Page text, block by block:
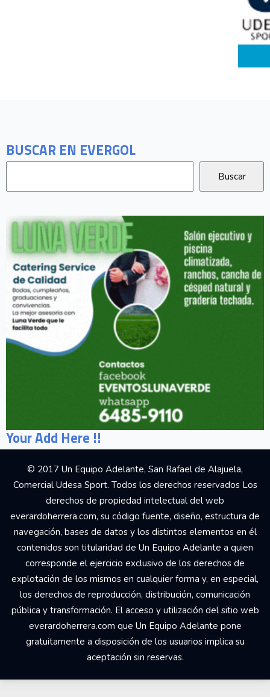
BUSCAR EN EVERGOL
Your Add Here !!
© 2017 Un Equipo Adelante, San Rafael de Alajuela,
Comercial Udesa Sport. Todos los derechos reservados Los
derechos de propiedad intelectual del web
everardoherrera.com, su código fuente, diseño, estructura de
navegación, bases de datos y los distintos elementos en él
contenidos son titularidad de Un Equipo Adelante a quien
corresponde el ejercicio exclusivo de los derechos de
explotación de los mismos en cualquier forma y, en especial,
los derechos de reproducción, distribución, comunicación
pública y transformación. El acceso y utilización del sitio web
everardoherrera.com que Un Equipo Adelante pone
gratuitamente a disposición de los usuarios implica su
aceptación sin reservas.